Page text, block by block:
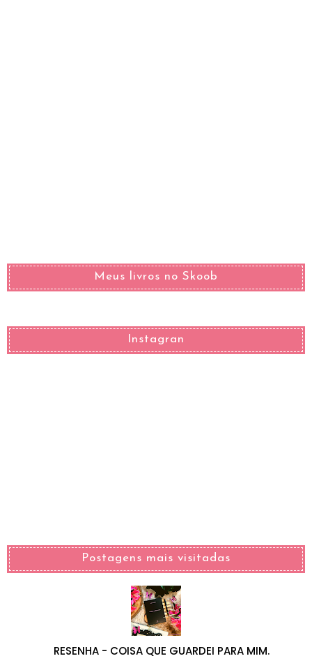
Meus livros no Skoob
Instagran
Postagens mais visitadas
RESENHA - COISA QUE GUARDEI PARA MIM.